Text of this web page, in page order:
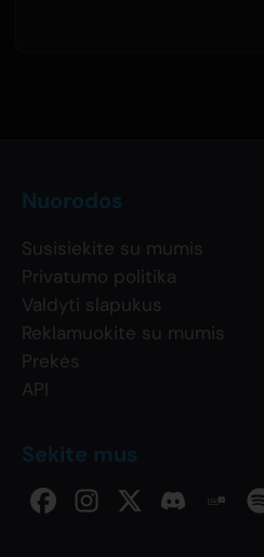
Nuorodos
Susisiekite su mumis
Privatumo politika
Valdyti slapukus
Reklamuokite su mumis
Prekės
API
Sekite mus